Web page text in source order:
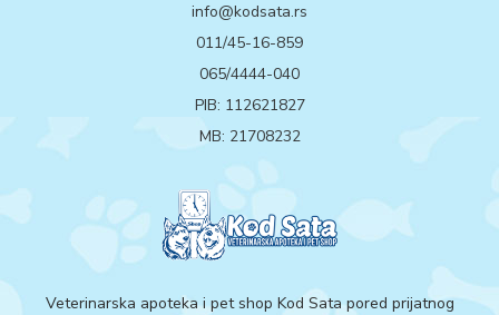
info@kodsata.rs
011/45-16-859
065/4444-040
PIB: 112621827
MB: 21708232
Veterinarska apoteka i pet shop Kod Sata pored prijatnog